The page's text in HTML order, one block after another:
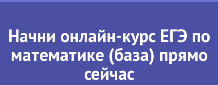
Начни онлайн-курс ЕГЭ по
математике (база) прямо
сейчас